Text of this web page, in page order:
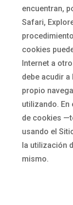
encuentran,
Safari,
cookies
Internet a
debe acudir
propio
utilizando. En
de cookies
usando el
la utilización
mismo.